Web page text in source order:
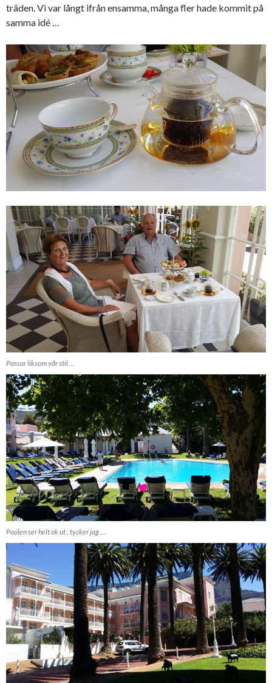
träden. Vi var långt ifrån ensamma, många fler hade kommit på
samma idé …
Passar liksom vår stil …
Poolen ser helt ok ut , tycker jag …